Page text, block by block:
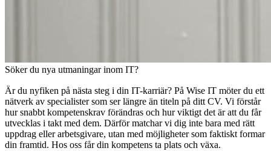
Söker du nya utmaningar inom IT?
Är du nyfiken på nästa steg i din IT-karriär? På Wise IT möter du ett
nätverk av specialister som ser längre än titeln på ditt CV. Vi förstår
hur snabbt kompetenskrav förändras och hur viktigt det är att du får
utvecklas i takt med dem. Därför matchar vi dig inte bara med rätt
uppdrag eller arbetsgivare, utan med möjligheter som faktiskt formar
din framtid. Hos oss får din kompetens ta plats och växa.